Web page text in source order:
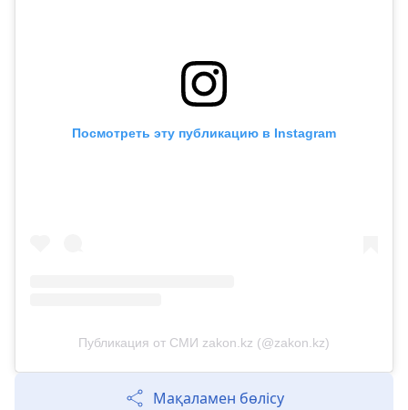
Посмотреть эту публикацию в Instagram
Публикация от СМИ zakon.kz (@zakon.kz)
Мақаламен бөлісу